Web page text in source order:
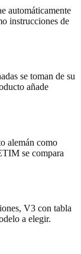
automáticamente
instrucciones de
se toman de su
añade
alemán como
se compara
V3 con tabla
a elegir.